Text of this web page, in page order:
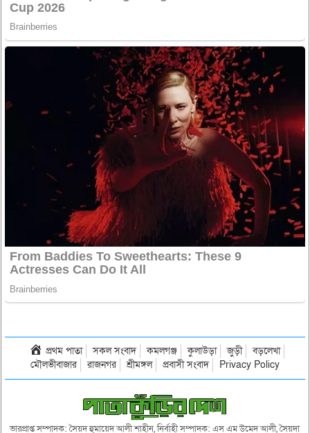
প্রথম পাতা সকল সংবাদ কমলগঞ্জ কুলাউড়া জুড়ী
বড়লেখা
মৌলভীবাজার
রাজনগর শ্রীমঙ্গল প্রবাসী সংবাদ Privacy Policy
ভারপ্রাপ্ত সম্পাদক: সৈয়দ হুমায়েদ আলী শাহীন, নির্বাহী সম্পাদক: এস এম উমেদ আলী, সৈয়দা